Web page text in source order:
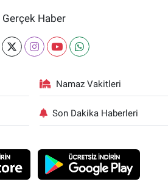
Gerçek Haber
Namaz Vakitleri
Son Dakika Haberleri